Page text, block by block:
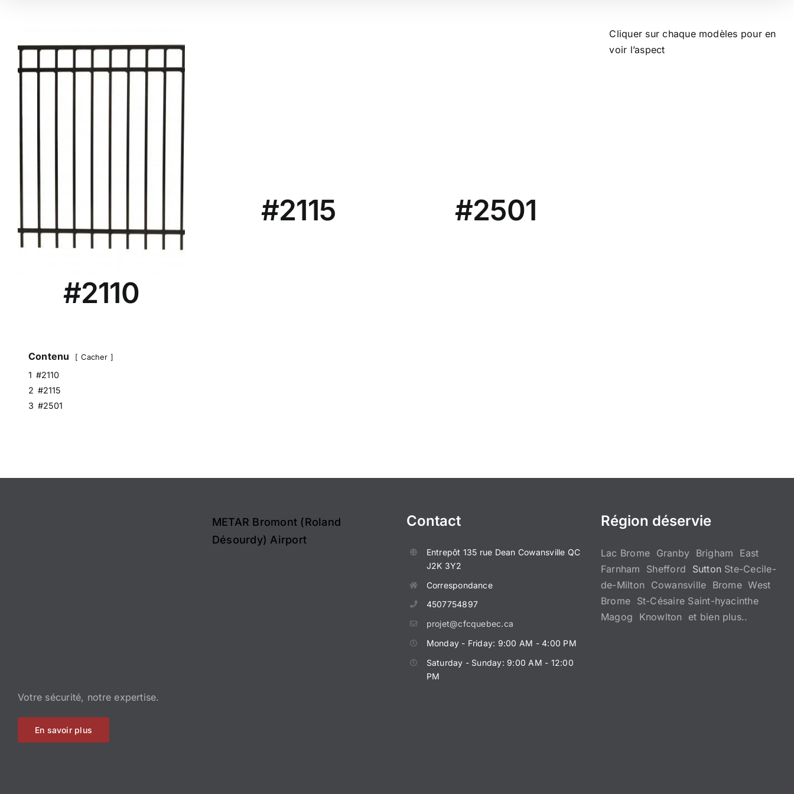
#2110
#2115 #2501
Cliquer sur chaque modèles pour en
voir l’aspect
Contenu Cacher
1 #2110
2 #2115
3 #2501
Votre sécurité, notre expertise.
En savoir plus
METAR Bromont (Roland
Désourdy) Airport
Contact
Entrepôt 135 rue Dean Cowansville QC
J2K 3Y2
Correspondance
4507754897
projet@cfcquebec.ca
Monday - Friday: 9:00 AM - 4:00 PM
Saturday - Sunday: 9:00 AM - 12:00
PM
Région déservie
Lac Brome Granby Brigham East
Farnham Shefford Sutton Ste-Cecile-
de-Milton Cowansville Brome West
Brome St-Césaire Saint-hyacinthe
Magog Knowlton et bien plus..